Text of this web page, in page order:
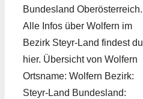
Bundesland Oberösterreich.
Alle Infos über Wolfern im
Bezirk Steyr-Land findest du
hier. Übersicht von Wolfern
Ortsname: Wolfern Bezirk:
Steyr-Land Bundesland: